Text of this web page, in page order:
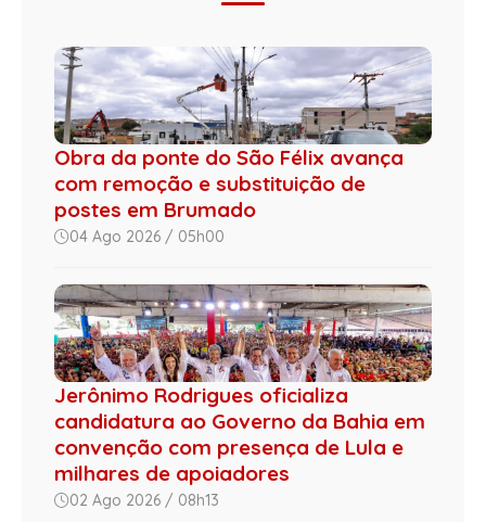
Obra da ponte do São Félix avança
com remoção e substituição de
postes em Brumado
04 Ago 2026 / 05h00
Jerônimo Rodrigues oficializa
candidatura ao Governo da Bahia em
convenção com presença de Lula e
milhares de apoiadores
02 Ago 2026 / 08h13